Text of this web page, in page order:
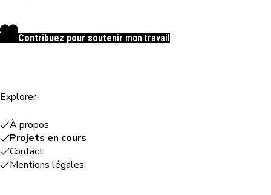
Contribuez pour soutenir mon travail
Explorer
À propos
Projets en cours
Contact
Mentions légales